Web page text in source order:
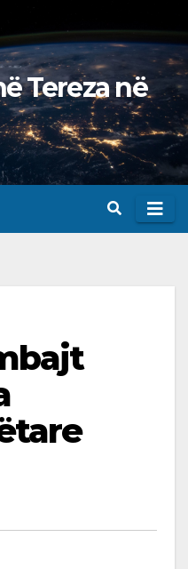
Tereza në